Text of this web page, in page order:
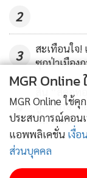
2
3
สะเทือนใจ!
ซุกป่าเมือง
4
สิ้น “สีดอท
ดูแลรักษาต่
หลายแห่ง
MGR
MGR Online ใช้
ประสบการณ์คอน
แอพพลิเคชั่น เงื่อ
ส่วนบุคคล